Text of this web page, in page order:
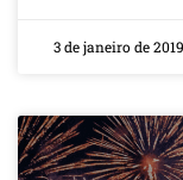
3 de janeiro de 2019